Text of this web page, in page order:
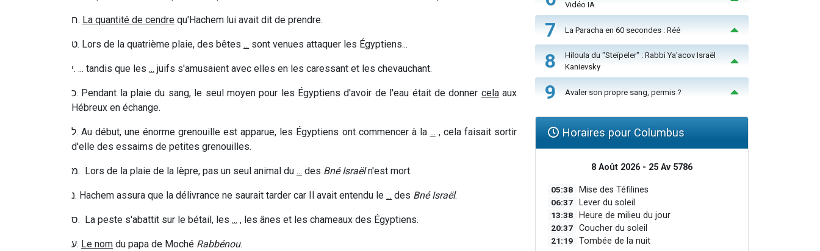
ח. La quantité de cendre qu'Hachem lui avait dit de prendre.
ט. Lors de la quatrième plaie, des bêtes ... sont venues attaquer les Égyptiens...
י. ... tandis que les ... juifs s'amusaient avec elles en les caressant et les chevauchant.
כ. Pendant la plaie du sang, le seul moyen pour les Égyptiens d'avoir de l'eau était de donner celaaux
Hébreux en échange.
ל. Au début, une énorme grenouille est apparue, les Égyptiens ont commencer à la ... , cela faisait sortir
d'elle des essaims de petites grenouilles.
מ. Lors de la plaie de la lèpre, pas un seul animal du ... des Bné Israëln'est mort.
נ. Hachem assura que la délivrance ne saurait tarder car Il avait entendu le ... des Bné Israël.
ס. La peste s'abattit sur le bétail, les ... , les ânes et les chameaux des Égyptiens.
ע. Le nom du papa de Moché Rabbénou.
Vidéo IA
7 La Paracha en 60 secondes : Réé
8
Hiloula du "Steïpeler" : Rabbi Ya’acov Israël
Kanievsky
9 Avaler son propre sang, permis ?
Horaires pour Columbus
8 Août 2026 - 25 Av 5786
05:38 Mise des Téfilines
06:37 Lever du soleil
13:38 Heure de milieu du jour
20:37 Coucher du soleil
21:19 Tombée de la nuit